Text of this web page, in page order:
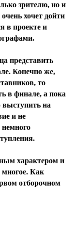
зрителю, но и
хочет дойти
в проекте и
представить
Конечно же,
то
в финале, а пока
выступить на
и не
характером и
многое. Как
отборочном